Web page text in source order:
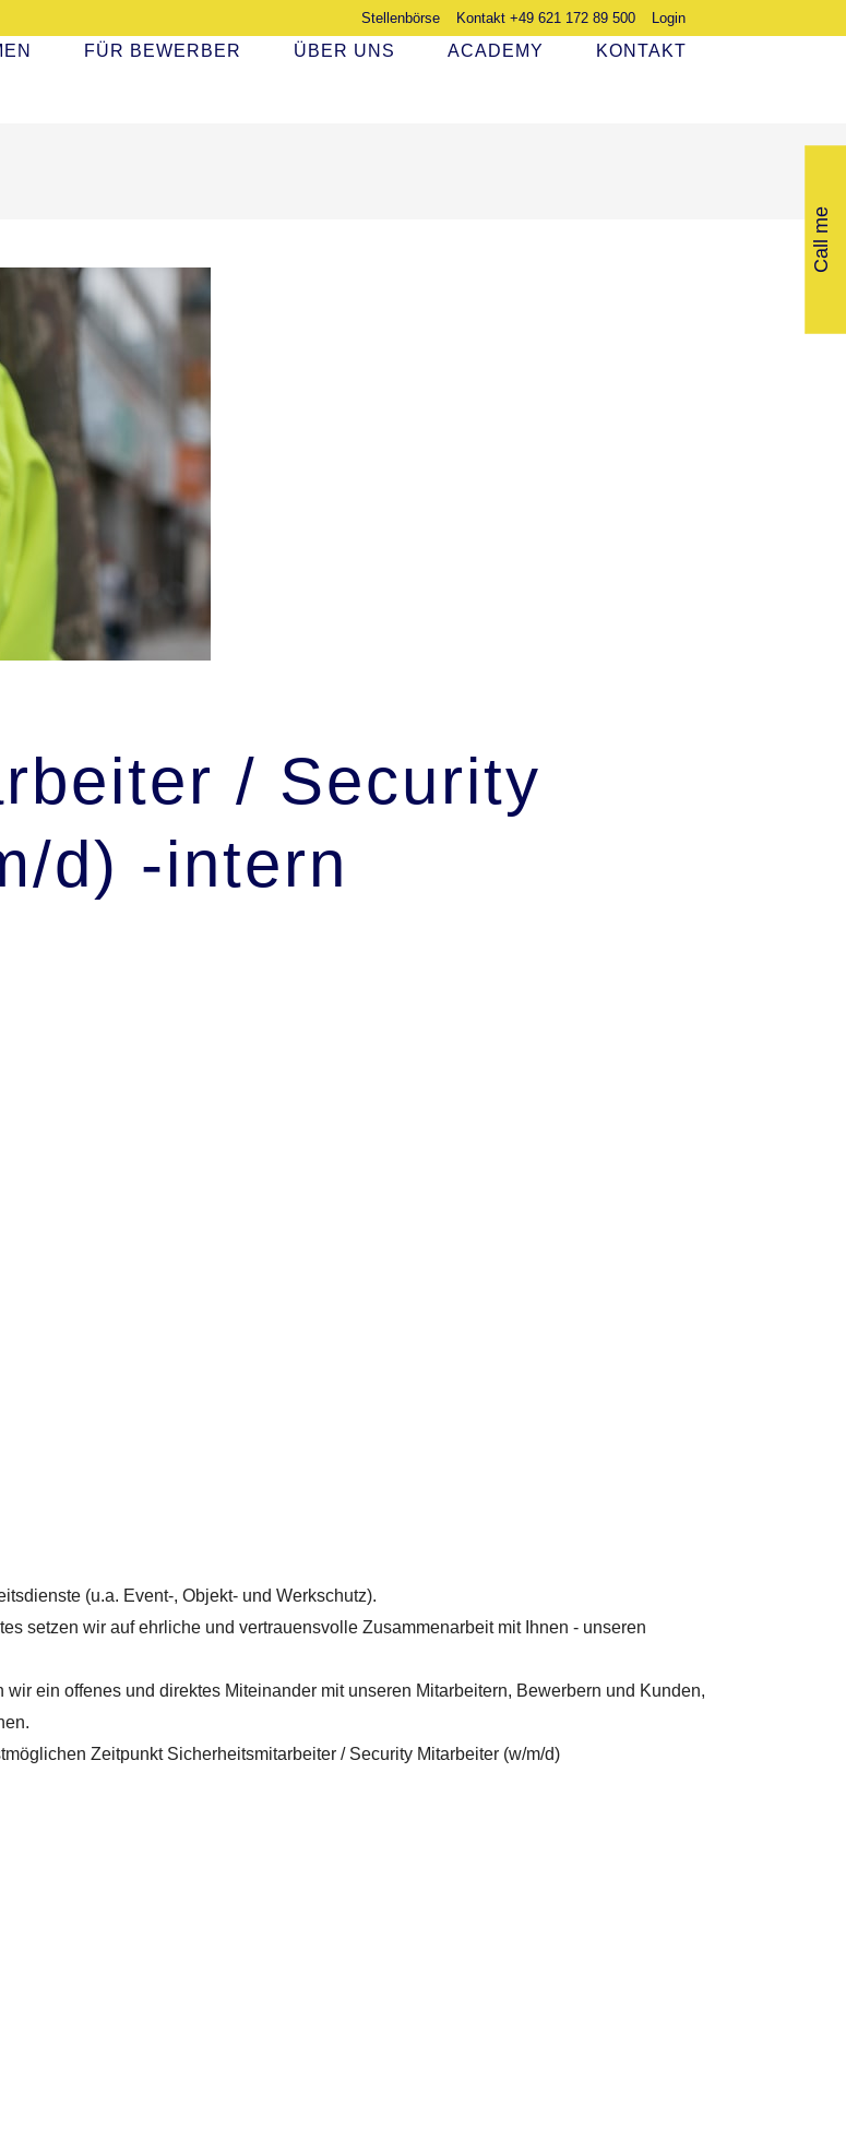
Stellenbörse Kontakt +49 621 172 89 500 Login
FÜR BEWERBER ÜBER UNS ACADEMY KONTAKT
/ Security
d) -intern
(u.a. Event-, Objekt- und Werkschutz).
setzen wir auf ehrliche und vertrauensvolle Zusammenarbeit mit Ihnen - unseren
ein offenes und direktes Miteinander mit unseren Mitarbeitern, Bewerbern und Kunden,
Zeitpunkt Sicherheitsmitarbeiter / Security Mitarbeiter (w/m/d)
Call me